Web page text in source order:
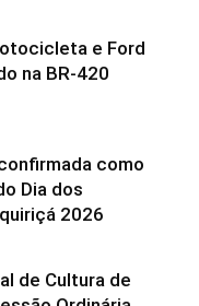
e Ford
na BR-420
como
Dia dos
2026
de Cultura de